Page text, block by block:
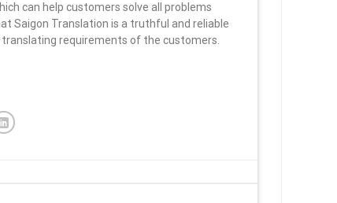
can help customers solve all problems
Saigon Translation is a truthful and reliable
requirements of the customers.